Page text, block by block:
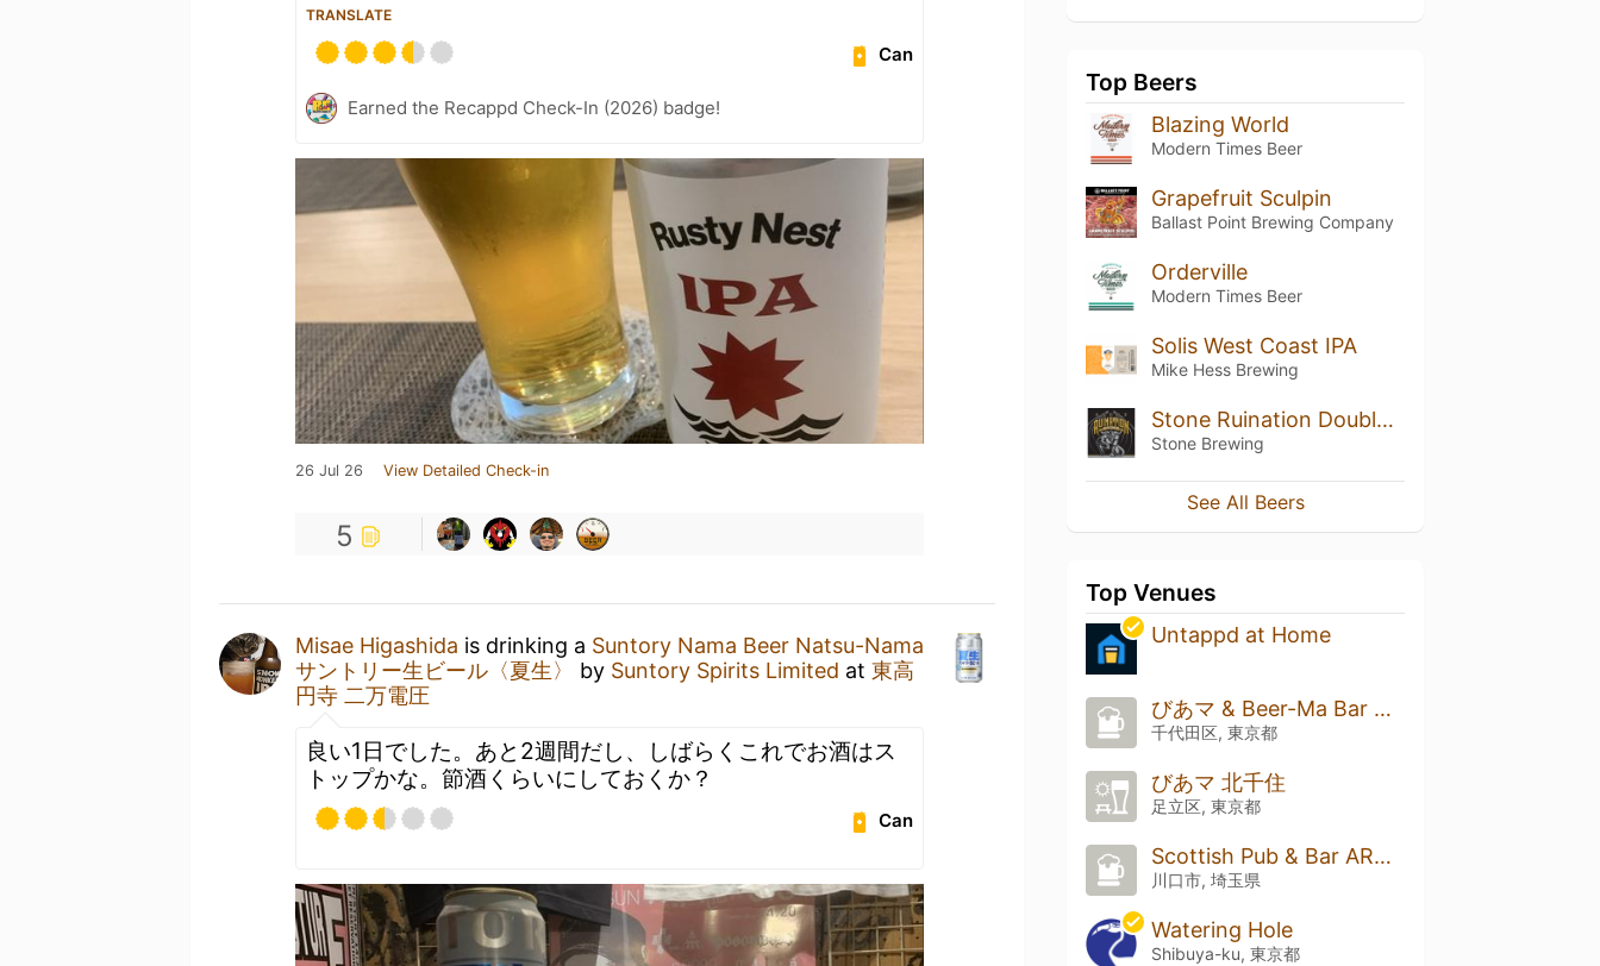
TRANSLATE
Can
Earned the Recappd Check-In (2026) badge!
26 Jul 26 View Detailed Check-in
5
Misae Higashida is drinking a Suntory Nama Beer Natsu-Nama
サントリー生ビール〈夏生〉
by Suntory Spirits Limited at 東高
円寺 二万電圧
良い1日でした。あと2週間だし、しばらくこれでお酒はス
トップかな。節酒くらいにしておくか？
Can
Top Beers
Blazing World
Modern Times Beer
Grapefruit Sculpin
Ballast Point Brewing Company
Orderville
Modern Times Beer
Solis West Coast IPA
Mike Hess Brewing
Stone Ruination Double IPA 2.0
Stone Brewing
See All Beers
Top Venues
Untappd at Home
びあマ & Beer-Ma Bar Kanda
千代田区, 東京都
びあマ 北千住
足立区, 東京都
Scottish Pub & Bar ARASIDE (アラサイド)
川口市, 埼玉県
Watering Hole
Shibuya-ku, 東京都